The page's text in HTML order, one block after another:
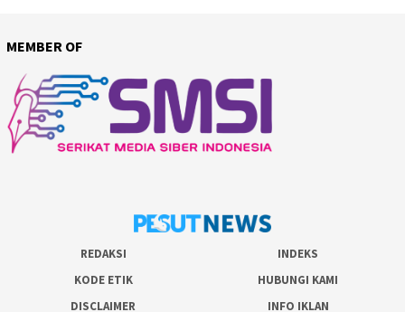
MEMBER OF
REDAKSI
INDEKS
KODE ETIK
HUBUNGI KAMI
DISCLAIMER
INFO IKLAN